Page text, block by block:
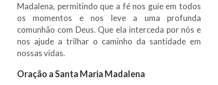
Madalena, permitindo que a fé nos guie em todos
os momentos e nos leve a uma profunda
comunhão com Deus. Que ela interceda por nós e
nos ajude a trilhar o caminho da santidade em
nossas vidas.
Oração a Santa Maria Madalena